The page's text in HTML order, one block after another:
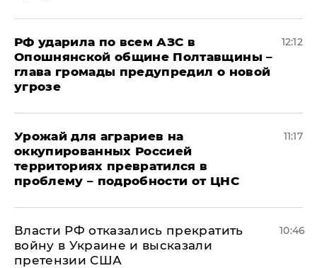
РФ ударила по всем АЗС в
Опошнянской общине Полтавщины –
глава громады предупредил о новой
угрозе
12:12
Урожай для аграриев на
оккупированных Россией
территориях превратился в
проблему – подробности от ЦНС
11:17
Власти РФ отказались прекратить
войну в Украине и высказали
претензии США
10:46